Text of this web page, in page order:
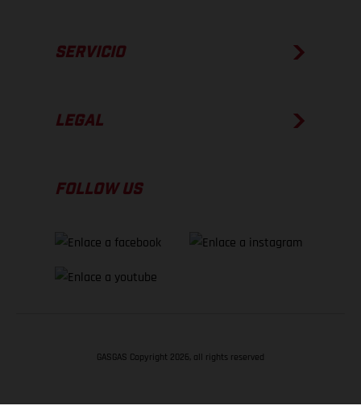
SERVICIO
LEGAL
FOLLOW US
GASGAS Copyright 2026, all rights reserved